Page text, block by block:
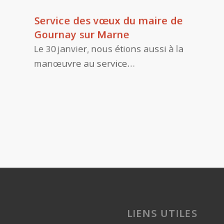
Service des vœux du maire de
Gournay sur Marne
Le 30 janvier, nous étions aussi à la
manœuvre au service…
LIENS UTILES